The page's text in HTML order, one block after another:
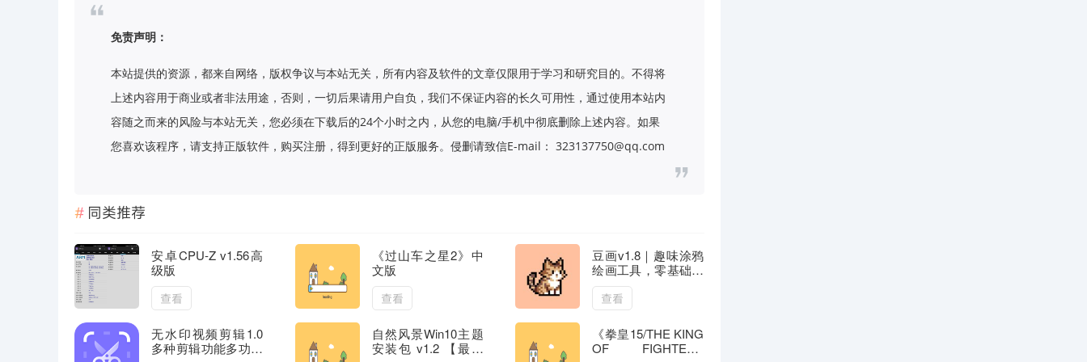
免责声明：
本站提供的资源，都来自网络，版权争议与本站无关，所有内容及软件的文章仅限用于学习和研究目的。不得将
上述内容用于商业或者非法用途，否则，一切后果请用户自负，我们不保证内容的长久可用性，通过使用本站内
容随之而来的风险与本站无关，您必须在下载后的24个小时之内，从您的电脑/手机中彻底删除上述内容。如果
您喜欢该程序，请支持正版软件，购买注册，得到更好的正版服务。侵删请致信E-mail： 323137750@qq.com
同类推荐
安卓CPU-Z v1.56高
级版
查看
《过山车之星2》中
文版
查看
豆画v1.8｜趣味涂鸦
绘画工具，零基础也
能轻松创作
查看
无水印视频剪辑1.0
多种剪辑功能多功能
自然风景Win10主题
安装包 v1.2 【最新
《拳皇15/THE KING
OF FIGHTERS